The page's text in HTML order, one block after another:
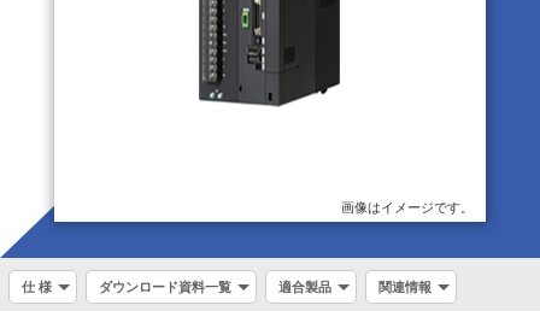
画像はイメージです。
仕 様 ダウンロード資料一覧 適合製品 関連情報